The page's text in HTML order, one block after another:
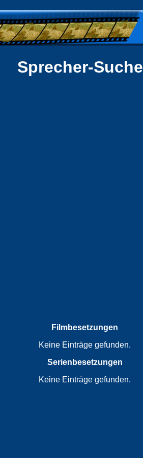
Sprecher-Suche
Filmbesetzungen
Keine Einträge gefunden.
Serienbesetzungen
Keine Einträge gefunden.